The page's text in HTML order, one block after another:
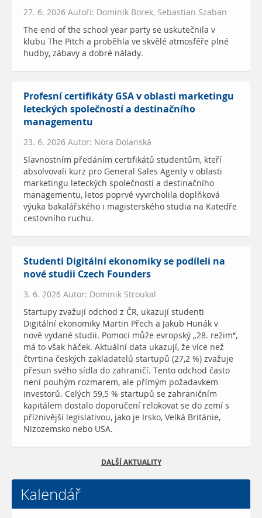
27. 6. 2026 Autoři: Dominik Borek, Sebastian Szaban
The end of the school year party se uskutečnila v
klubu The Pitch a proběhla ve skvělé atmosféře plné
hudby, zábavy a dobré nálady.
Profesní certifikáty GSA v oblasti marketingu
leteckých společností a destinačního
managementu
23. 6. 2026 Autor: Nora Dolanská
Slavnostním předáním certifikátů studentům, kteří
absolvovali kurz pro General Sales Agenty v oblasti
marketingu leteckých společností a destinačního
managementu, letos poprvé vyvrcholila doplňková
výuka bakalářského i magisterského studia na Katedře
cestovního ruchu.
Studenti Digitální ekonomiky se podíleli na
nové studii Czech Founders
3. 6. 2026 Autor: Dominik Stroukal
Startupy zvažují odchod z ČR, ukazují studenti
Digitální ekonomiky Martin Přech a Jakub Hunák v
nově vydané studii. Pomoci může evropský „28. režim“,
má to však háček. Aktuální data ukazují, že více než
čtvrtina českých zakladatelů startupů (27,2 %) zvažuje
přesun svého sídla do zahraničí. Tento odchod často
není pouhým rozmarem, ale přímým požadavkem
investorů. Celých 59,5 % startupů se zahraničním
kapitálem dostalo doporučení relokovat se do zemí s
příznivější legislativou, jako je Irsko, Velká Británie,
Nizozemsko nebo USA.
DALŠÍ AKTUALITY
Kalendář